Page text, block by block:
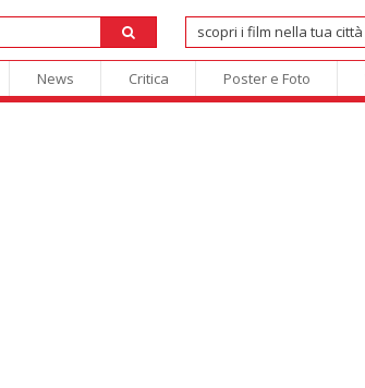
News Critica Poster e Foto